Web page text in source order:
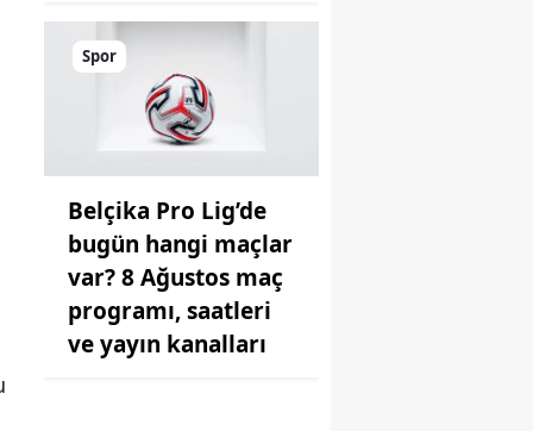
Spor
Belçika Pro Lig’de
bugün hangi maçlar
var? 8 Ağustos maç
programı, saatleri
ve yayın kanalları